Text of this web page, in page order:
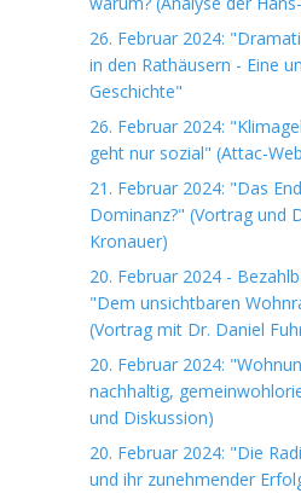
26. Februar 2024:
in den Rathäusern - Eine
Geschichte"
26. Februar 2024:
geht nur sozial" (Attac-
21. Februar 2024: "Das
Dominanz?" (Vortrag und
Kronauer)
20. Februar 2024 -
"Dem unsichtbaren
(Vortrag mit Dr. Daniel
20. Februar 2024:
nachhaltig,
und Diskussion)
20. Februar 2024: "Die
und ihr zunehmender